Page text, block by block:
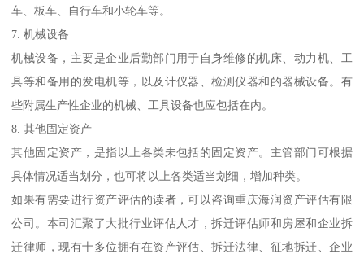
车、板车、自行车和小轮车等。
7. 机械设备
机械设备，主要是企业后勤部门用于自身维修的机床、动力机、工
具等和备用的发电机等，以及计仪器、检测仪器和的器械设备。有
些附属生产性企业的机械、工具设备也应包括在内。
8. 其他固定资产
其他固定资产，是指以上各类未包括的固定资产。主管部门可根据
具体情况适当划分，也可将以上各类适当划细，增加种类。
如果有需要进行资产评估的读者，可以咨询重庆海润资产评估有限
公司。本司汇聚了大批行业评估人才，拆迁评估师和房屋和企业拆
迁律师，现有十多位拥有在资产评估、拆迁法律、征地拆迁、企业